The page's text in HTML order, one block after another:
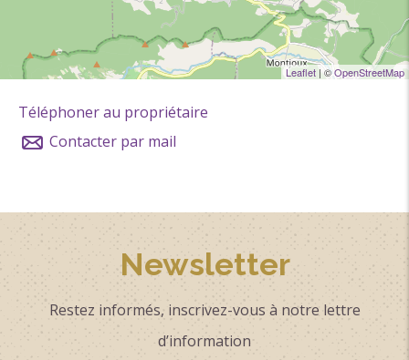
Leaflet | ©OpenStreetMap
Téléphoner au propriétaire
Contacter par mail
Newsletter
Restez informés, inscrivez-vous à notre lettre
d’information